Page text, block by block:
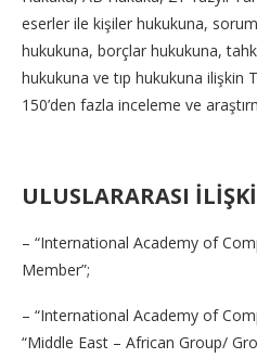
eserler ile kişiler hukukuna,
hukukuna, borçlar hukukuna,
hukukuna ve tıp hukukuna ilişkin
150’den fazla inceleme ve
ULUSLARARASI
– “International Academy of
Member”;
– “International Academy of
“Middle East – African Group/